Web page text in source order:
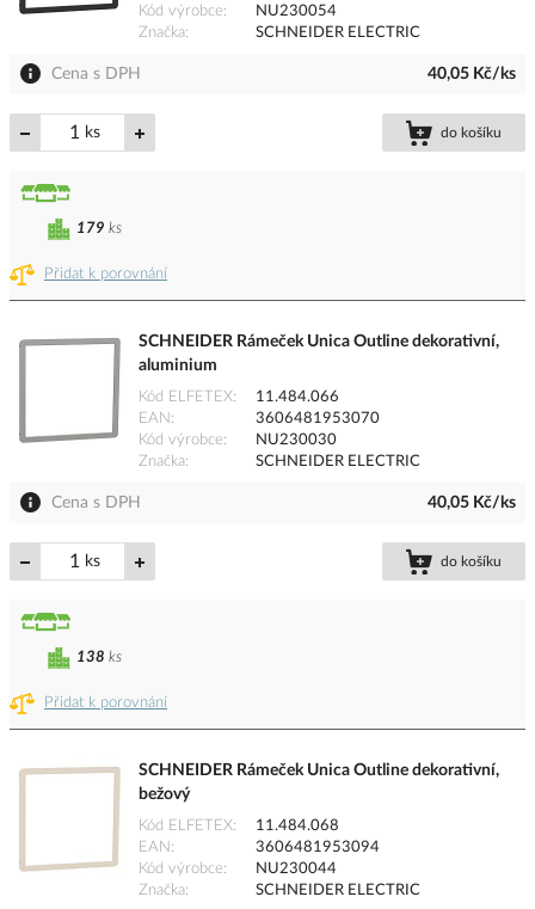
Kód výrobce
NU230054
Značka
SCHNEIDER ELECTRIC
Cena s DPH 40,05 Kč/ks
ks do košíku
Přidat k porovnání
179 ks
SCHNEIDER Rámeček Unica Outline dekorativní,
aluminium
Kód ELFETEX
11.484.066
EAN
3606481953070
Kód výrobce
NU230030
Značka
SCHNEIDER ELECTRIC
Cena s DPH 40,05 Kč/ks
ks do košíku
Přidat k porovnání
138 ks
SCHNEIDER Rámeček Unica Outline dekorativní,
bežový
Kód ELFETEX
11.484.068
EAN
3606481953094
Kód výrobce
NU230044
Značka
SCHNEIDER ELECTRIC